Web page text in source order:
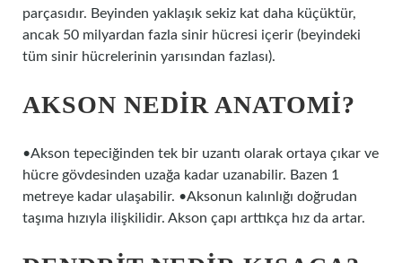
parçasıdır. Beyinden yaklaşık sekiz kat daha küçüktür,
ancak 50 milyardan fazla sinir hücresi içerir (beyindeki
tüm sinir hücrelerinin yarısından fazlası).
AKSON NEDIR ANATOMI?
•Akson tepeciğinden tek bir uzantı olarak ortaya çıkar ve
hücre gövdesinden uzağa kadar uzanabilir. Bazen 1
metreye kadar ulaşabilir. •Aksonun kalınlığı doğrudan
taşıma hızıyla ilişkilidir. Akson çapı arttıkça hız da artar.